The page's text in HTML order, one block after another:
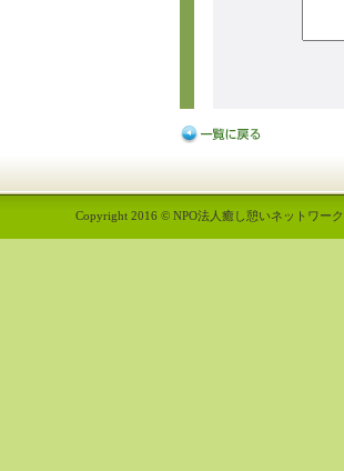
Copyright 2016 © NPO法人癒し憩いネットワー